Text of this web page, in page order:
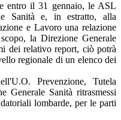
entro il 31 gennaio, le ASL
Sanità e, in estratto, alla
e Lavoro una relazione
la Direzione Generale
dei relativo report, ciò potrà
regionale di un elenco dei
Prevenzione, Tutela
Generale Sanità ritrasmessi
lombarde, per le parti